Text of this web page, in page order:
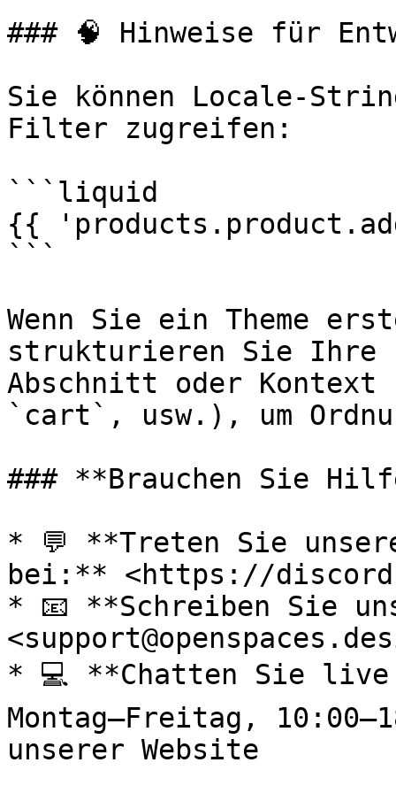
### 🧠 Hinweise für
Sie können Locale-
Filter zugreifen:
```liquid
{{
```
Wenn Sie ein Theme
strukturieren Sie Ihre
Abschnitt oder
`cart`, usw.), um
### **Brauchen Sie
* 💬 **Treten Sie
bei:** <https://
* 📧 **Schreiben Sie
* 💻 **Chatten Sie
Montag–Freitag,
unserer Website